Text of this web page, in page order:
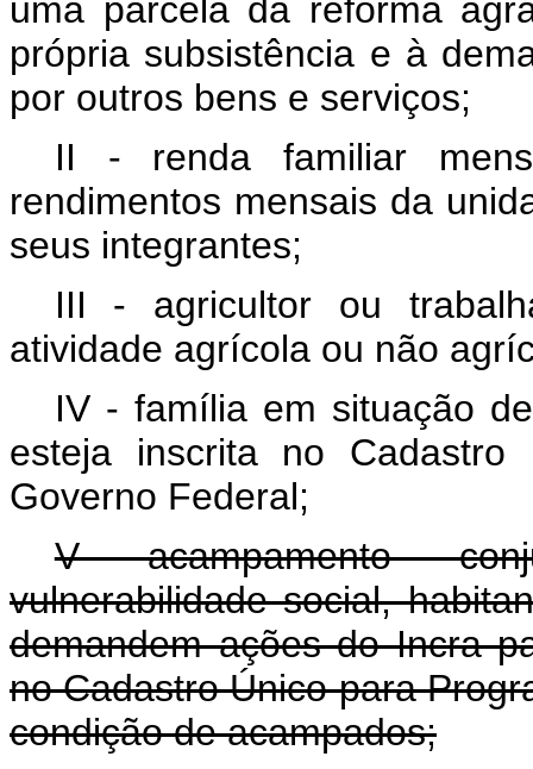
uma parcela da reforma
própria subsistência e à
por outros bens e serviços;
II - renda familiar
rendimentos mensais da
seus integrantes;
III - agricultor ou
atividade agrícola ou não
IV - família em situação
esteja inscrita no Cadastro
Governo Federal;
V - acampamento -
vulnerabilidade social,
demandem ações do Incra
no Cadastro Único para
condição de acampados;